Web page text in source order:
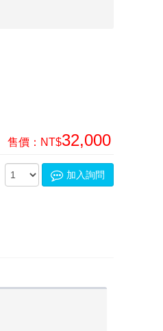
售價： NT$32,000
加入詢問